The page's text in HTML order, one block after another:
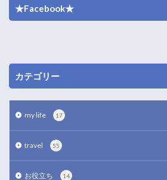
★Facebook★
カテゴリー
my life 17
travel 55
お役立ち 14